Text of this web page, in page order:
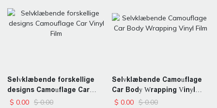
Selvklæbende forskellige
designs Camouflage Car
Vinyl Film
$ 0.00 $0.00
Selvklæbende Camouflage
Car Body Wrapping Vinyl
Film
$ 0.00 $0.00